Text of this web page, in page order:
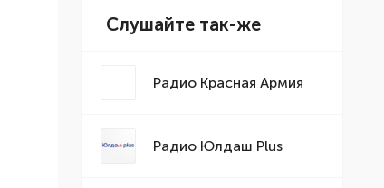
Слушайте так-же
Радио Красная Армия
Радио Юлдаш Plus